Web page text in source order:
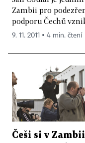
Zambii pro
podporu Čechů
9. 11. 2011 ▪ 4 min. čtení
Češi si v